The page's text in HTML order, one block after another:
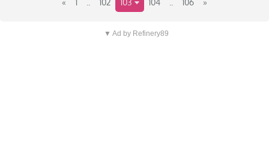
« 1 102 103 104 106 »
▼ Ad by Refinery89